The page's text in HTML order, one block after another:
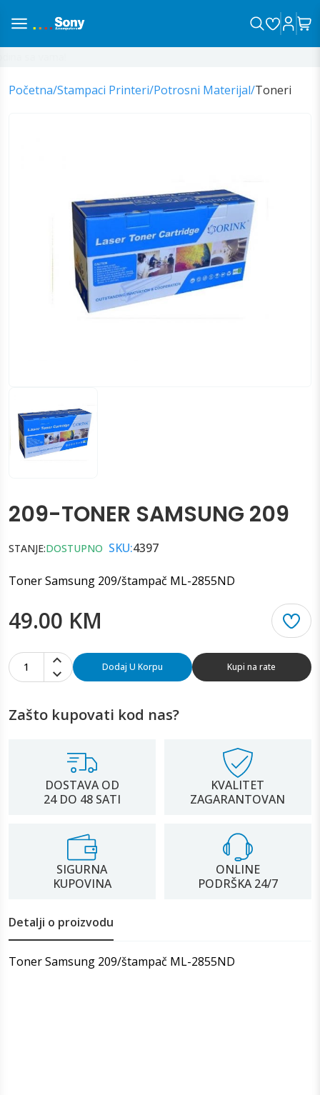
Početna/Stampaci Printeri/Potrosni Materijal/Toneri
209-TONER SAMSUNG 209
STANJE:DOSTUPNO SKU:4397
Toner Samsung 209/štampač ML-2855ND
49.00 KM
1 Dodaj U Korpu Kupi na rate
Zašto kupovati kod nas?
DOSTAVA OD
24 DO 48 SATI
KVALITET
ZAGARANTOVAN
SIGURNA
KUPOVINA
ONLINE
PODRŠKA 24/7
Detalji o proizvodu
Toner Samsung 209/štampač ML-2855ND